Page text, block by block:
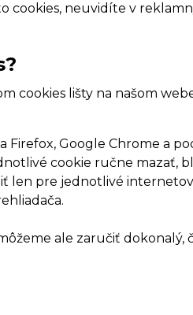
cookies, neuvidíte v
cookies lišty na našom
Google Chrome a
cookie ručne mazať,
len pre jednotlivé
ale zaručiť dokonalý,